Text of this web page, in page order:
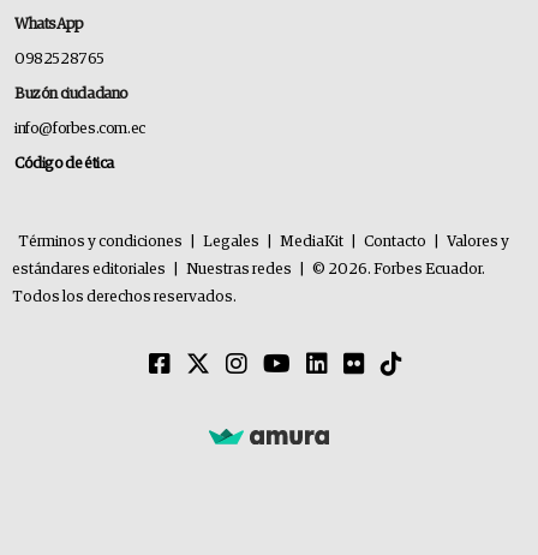
WhatsApp
0982528765
Buzón ciudadano
info@forbes.com.ec
Código de ética
Términos y condiciones Legales MediaKit Contacto
Valores y
estándares editoriales
Nuestras redes
© 2026. Forbes Ecuador.
Todos los derechos reservados.